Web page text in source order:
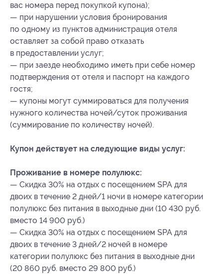
вас номера перед покупкой купона);
— при нарушении условия бронирования
по одному из пунктов администрация отеля
оставляет за собой право отказать
в предоставлении услуг;
— при заезде необходимо иметь при себе номер
подтверждения от отеля и паспорт на каждого
гостя;
— купоны могут суммироваться для получения
нужного количества ночей/суток проживания
(суммирование по количеству ночей).
Купон действует на следующие виды услуг:
Проживание в номере полулюкс:
— Скидка 30% на отдых с посещением SPA для
двоих в течение 2 дней/1 ночи в номере категории
полулюкс без питания в выходные дни (10 430 руб.
вместо 14 900 руб.)
— Скидка 30% на отдых с посещением SPA для
двоих в течение 3 дней/2 ночей в номере
категории полулюкс без питания в выходные дни
(20 860 руб. вместо 29 800 руб.)